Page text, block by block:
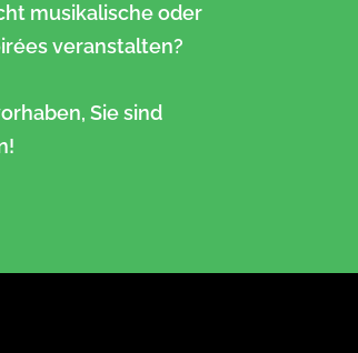
musikalische oder
veranstalten?
Sie sind